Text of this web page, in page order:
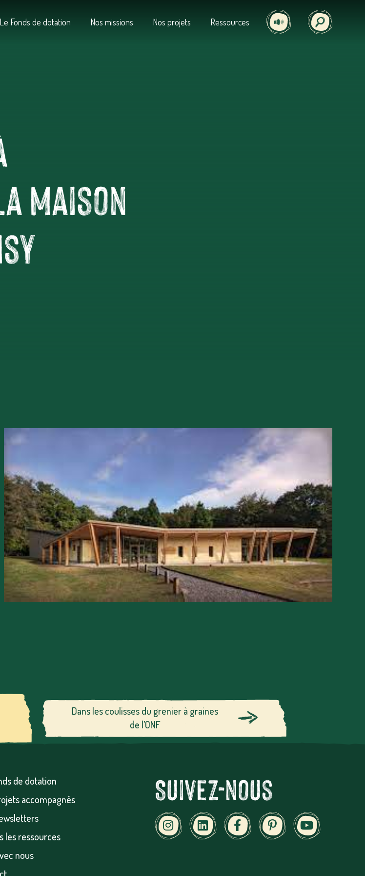
Le Fonds de dotation Nos missions Nos projets Ressources
Maison
Dans les coulisses du grenier à graines
de l’ONF
de dotation
accompagnés
les ressources
nous
Suivez-nous